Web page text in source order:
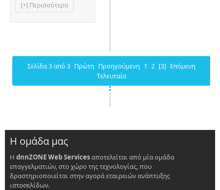
[+] Περισσότερα
Σελίδα 3 από 3 Πρώτη Προηγούμενη 1 2 [3] Επόμενη
Τελευταία
Η ομάδα μας
Η dnnZONE Web Servicesαποτελείται από μία ομάδα
επαγγελματιών, στο χώρο της τεχνολογίας, που
δραστηριοποιείται στην αγορά εταιρειών ανάπτυξης
ιστοσελίδων.